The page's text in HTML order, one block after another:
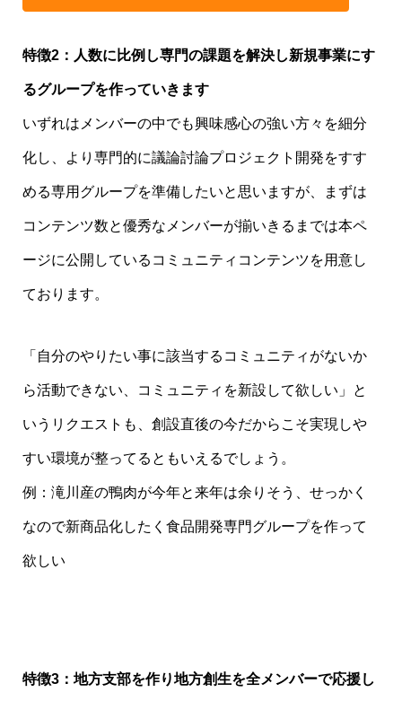
特徴2：人数に比例し専門の課題を解決し新規事業にす
るグループを作っていきます
いずれはメンバーの中でも興味感心の強い方々を細分
化し、より専門的に議論討論プロジェクト開発をすす
める専用グループを準備したいと思いますが、まずは
コンテンツ数と優秀なメンバーが揃いきるまでは本ペ
ージに公開しているコミュニティコンテンツを用意し
ております。
「自分のやりたい事に該当するコミュニティがないか
ら活動できない、コミュニティを新設して欲しい」と
いうリクエストも、創設直後の今だからこそ実現しや
すい環境が整ってるともいえるでしょう。
例：滝川産の鴨肉が今年と来年は余りそう、せっかく
なので新商品化したく食品開発専門グループを作って
欲しい
特徴3：地方支部を作り地方創生を全メンバーで応援し